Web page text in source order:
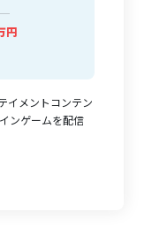
円
イメントコンテン
ンゲームを配信